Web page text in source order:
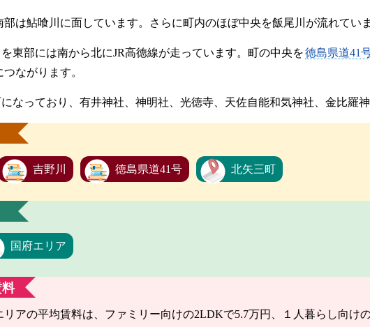
部は鮎喰川に面しています。さらに町内のほぼ中央を飯尾川が流れてい
東部には南から北にJR高徳線が走っています。町の中央を徳島県道41
つながります。
なっており、有井神社、神明社、光徳寺、天佐自能和気神社、金比羅
吉野川 徳島県道41号 北矢三町
国府エリア
リアの平均賃料は、ファミリー向けの2LDKで5.7万円、１人暮らし向け